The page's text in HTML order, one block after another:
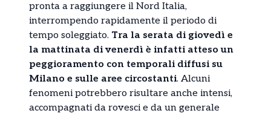
pronta a raggiungere il Nord Italia,
interrompendo rapidamente il periodo di
tempo soleggiato. Tra la serata di giovedì e
la mattinata di venerdì è infatti atteso un
peggioramento con temporali diffusi su
Milano e sulle aree circostanti. Alcuni
fenomeni potrebbero risultare anche intensi,
accompagnati da rovesci e da un generale